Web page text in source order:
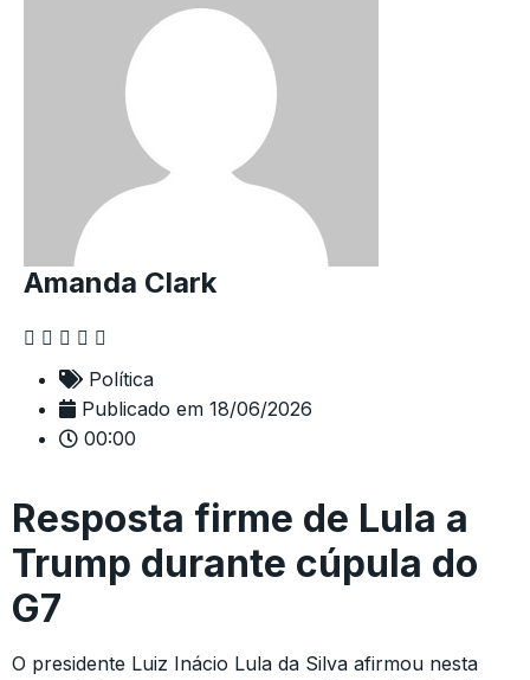
Amanda Clark
Política
Publicado em 18/06/2026
00:00
Resposta firme de Lula a
Trump durante cúpula do
G7
O presidente Luiz Inácio Lula da Silva afirmou nesta